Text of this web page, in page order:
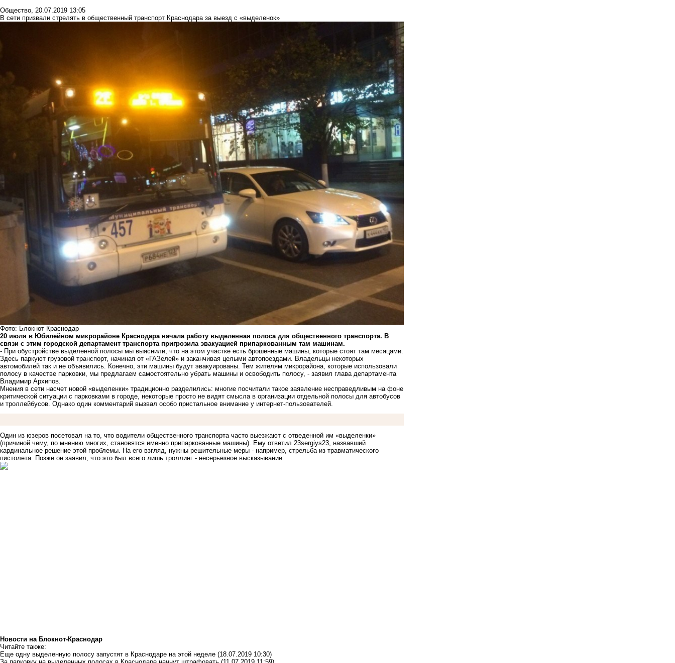
Общество, 20.07.2019 13:05
В сети призвали стрелять в общественный транспорт Краснодара за выезд с «выделенок»
Фото: Блокнот Краснодар
20 июля в Юбилейном микрорайоне Краснодара начала работу выделенная полоса для общественного транспорта. В
связи с этим городской департамент транспорта пригрозила эвакуацией припаркованным там машинам.
- При обустройстве выделенной полосы мы выяснили, что на этом участке есть брошенные машины, которые стоят там месяцами.
Здесь паркуют грузовой транспорт, начиная от «ГАЗелей» и заканчивая целыми автопоездами. Владельцы некоторых
автомобилей так и не объявились. Конечно, эти машины будут эвакуированы. Тем жителям микрорайона, которые использовали
полосу в качестве парковки, мы предлагаем самостоятельно убрать машины и освободить полосу, - заявил глава департамента
Владимир Архипов.
Мнения в сети насчет новой «выделенки» традиционно разделились: многие посчитали такое заявление несправедливым на фоне
критической ситуации с парковками в городе, некоторые просто не видят смысла в организации отдельной полосы для автобусов
и троллейбусов. Однако один комментарий вызвал особо пристальное внимание у интернет-пользователей.
Один из юзеров посетовал на то, что водители общественного транспорта часто выезжают с отведенной им «выделенки»
(причиной чему, по мнению многих, становятся именно припаркованные машины). Ему ответил 23sergiys23, назвавший
кардинальное решение этой проблемы. На его взгляд, нужны решительные меры - например, стрельба из травматического
пистолета. Позже он заявил, что это был всего лишь троллинг - несерьезное высказывание.
Новости на Блoкнoт-Краснодар
Читайте также:
Еще одну выделенную полосу запустят в Краснодаре на этой неделе (18.07.2019 10:30)